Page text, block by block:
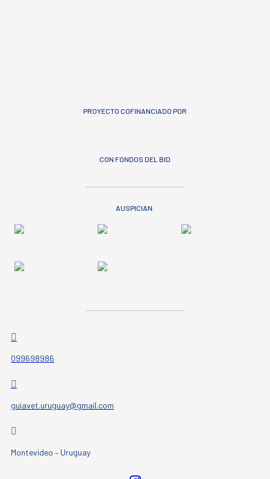
PROYECTO COFINANCIADO POR
CON FONDOS DEL BID
AUSPICIAN:
099698986
guiavet.uruguay@gmail.com
Montevideo – Uruguay